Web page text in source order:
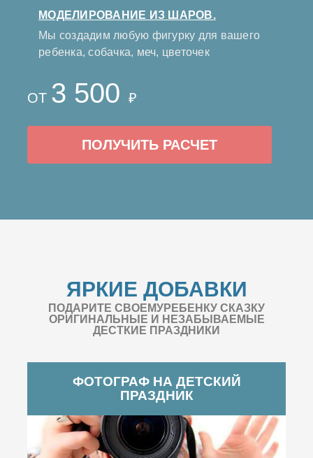
МОДЕЛИРОВАНИЕ ИЗ ШАРОВ.
Мы создадим любую фигурку для вашего
ребенка, собачка, меч, цветочек
ОТ 3 500 ₽
ПОЛУЧИТЬ РАСЧЕТ
ЯРКИЕ ДОБАВКИ
ПОДАРИТЕ СВОЕМУРЕБЕНКУ СКАЗКУ
ОРИГИНАЛЬНЫЕ И НЕЗАБЫВАЕМЫЕ
ДЕСТКИЕ ПРАЗДНИКИ
ФОТОГРАФ НА ДЕТСКИЙ
ПРАЗДНИК